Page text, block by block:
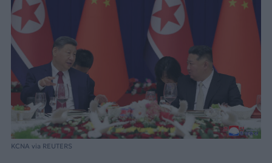
KCNA via REUTERS